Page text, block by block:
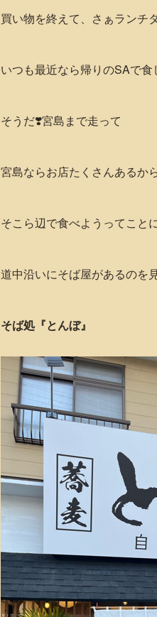
買い物を終えて、さぁランチ
いつも最近なら帰りのSAで食
そうだ❣️宮島まで走って
宮島ならお店たくさんあるか
そこら辺で食べようってこと
道中沿いにそば屋があるの
そば処『とんぼ』